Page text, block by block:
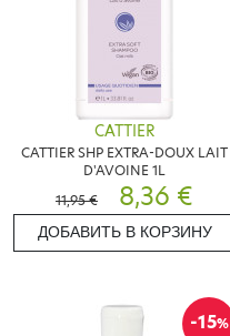
CATTIER
CATTIER SHP EXTRA-DOUX LAIT
D'AVOINE 1L
11,95 €
8,36 €
ДОБАВИТЬ В КОРЗИНУ
-15%